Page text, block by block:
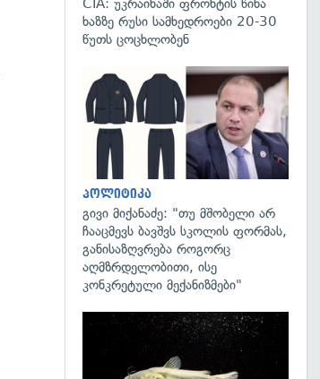
ხაზზე რუსი სამხედროები 20-30
წუთს ცოცხლობენ
პოლიტიკა
გივი მიქანაძე: "თუ მშობელი არ
ჩააცმევს ბავშვს სკოლის ფორმას,
განისაზღვრება როგორც
აღმზრდელობითი, ისე
კონკრეტული მექანიზმები"